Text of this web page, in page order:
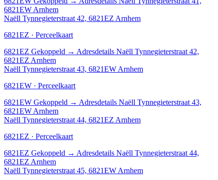
6821EW Arnhem
Naëll Tynnegieterstraat 42, 6821EZ Arnhem
6821EZ · Perceelkaart
6821EZ Gekoppeld → Adresdetails Naëll Tynnegieterstraat 42,
6821EZ Arnhem
Naëll Tynnegieterstraat 43, 6821EW Arnhem
6821EW · Perceelkaart
6821EW Gekoppeld → Adresdetails Naëll Tynnegieterstraat 43,
6821EW Arnhem
Naëll Tynnegieterstraat 44, 6821EZ Arnhem
6821EZ · Perceelkaart
6821EZ Gekoppeld → Adresdetails Naëll Tynnegieterstraat 44,
6821EZ Arnhem
Naëll Tynnegieterstraat 45, 6821EW Arnhem